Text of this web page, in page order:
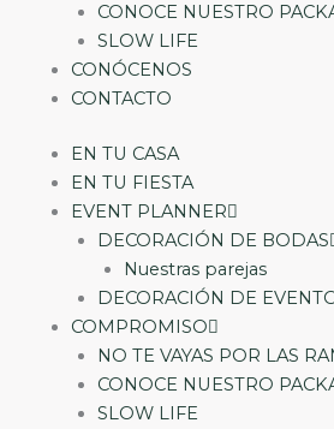
CONOCE NUESTRO
SLOW LIFE
CONÓCENOS
CONTACTO
EN TU CASA
EN TU FIESTA
EVENT PLANNER
DECORACIÓN DE BODAS
Nuestras parejas
DECORACIÓN DE
COMPROMISO
NO TE VAYAS POR LAS
CONOCE NUESTRO
SLOW LIFE